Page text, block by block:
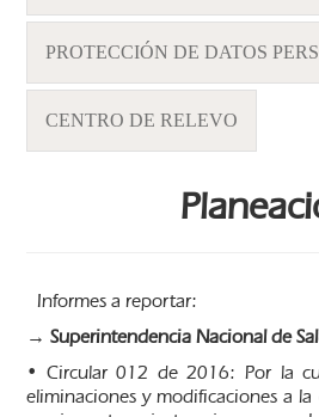
PROTECCIÓN DE DATOS
CENTRO DE RELEVO
Informes a reportar:
→ Superintendencia Nacional de
• Circular 012 de 2016: Por la
eliminaciones y modificaciones a